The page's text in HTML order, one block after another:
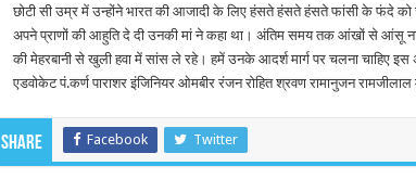
छोटी सी उम्र में उन्होंने भारत की आजादी के लिए हंसते हंसते हंसते फांसी के फंदे
अपने प्राणों की आहुति दे दी उनकी मां ने कहा था। अंतिम समय तक आंखों से आंसू
की मेहरबानी से खुली हवा में सांस ले रहे। हमें उनके आदर्श मार्ग पर चलना चाहिए इस
एडवोकेट पं.कर्ण पाराशर इंजिनियर ओमबीर रंजन रोहित श्रवण रामानुजन
Share Facebook Twitter